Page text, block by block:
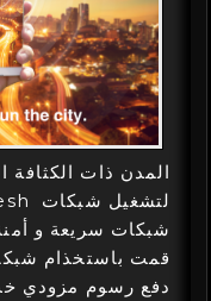
المدن ذات الكثافة
شبكات سريعة و
دفع رسوم مزودي